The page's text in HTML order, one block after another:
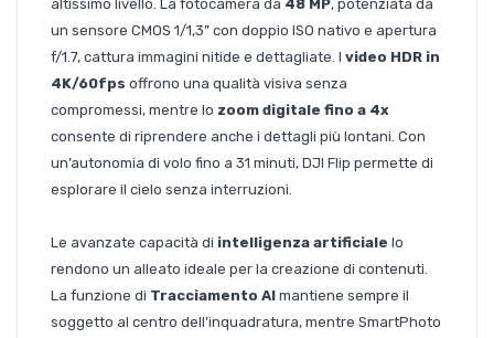
altissimo livello. La fotocamera da 48 MP, potenziata da
un sensore CMOS 1/1,3” con doppio ISO nativo e apertura
f/1.7, cattura immagini nitide e dettagliate. I video HDR in
4K/60fps offrono una qualità visiva senza
compromessi, mentre lo zoom digitale fino a 4x
consente di riprendere anche i dettagli più lontani. Con
un’autonomia di volo fino a 31 minuti, DJI Flip permette di
esplorare il cielo senza interruzioni.
Le avanzate capacità di intelligenza artificiale lo
rendono un alleato ideale per la creazione di contenuti.
La funzione di Tracciamento AI mantiene sempre il
soggetto al centro dell’inquadratura, mentre SmartPhoto